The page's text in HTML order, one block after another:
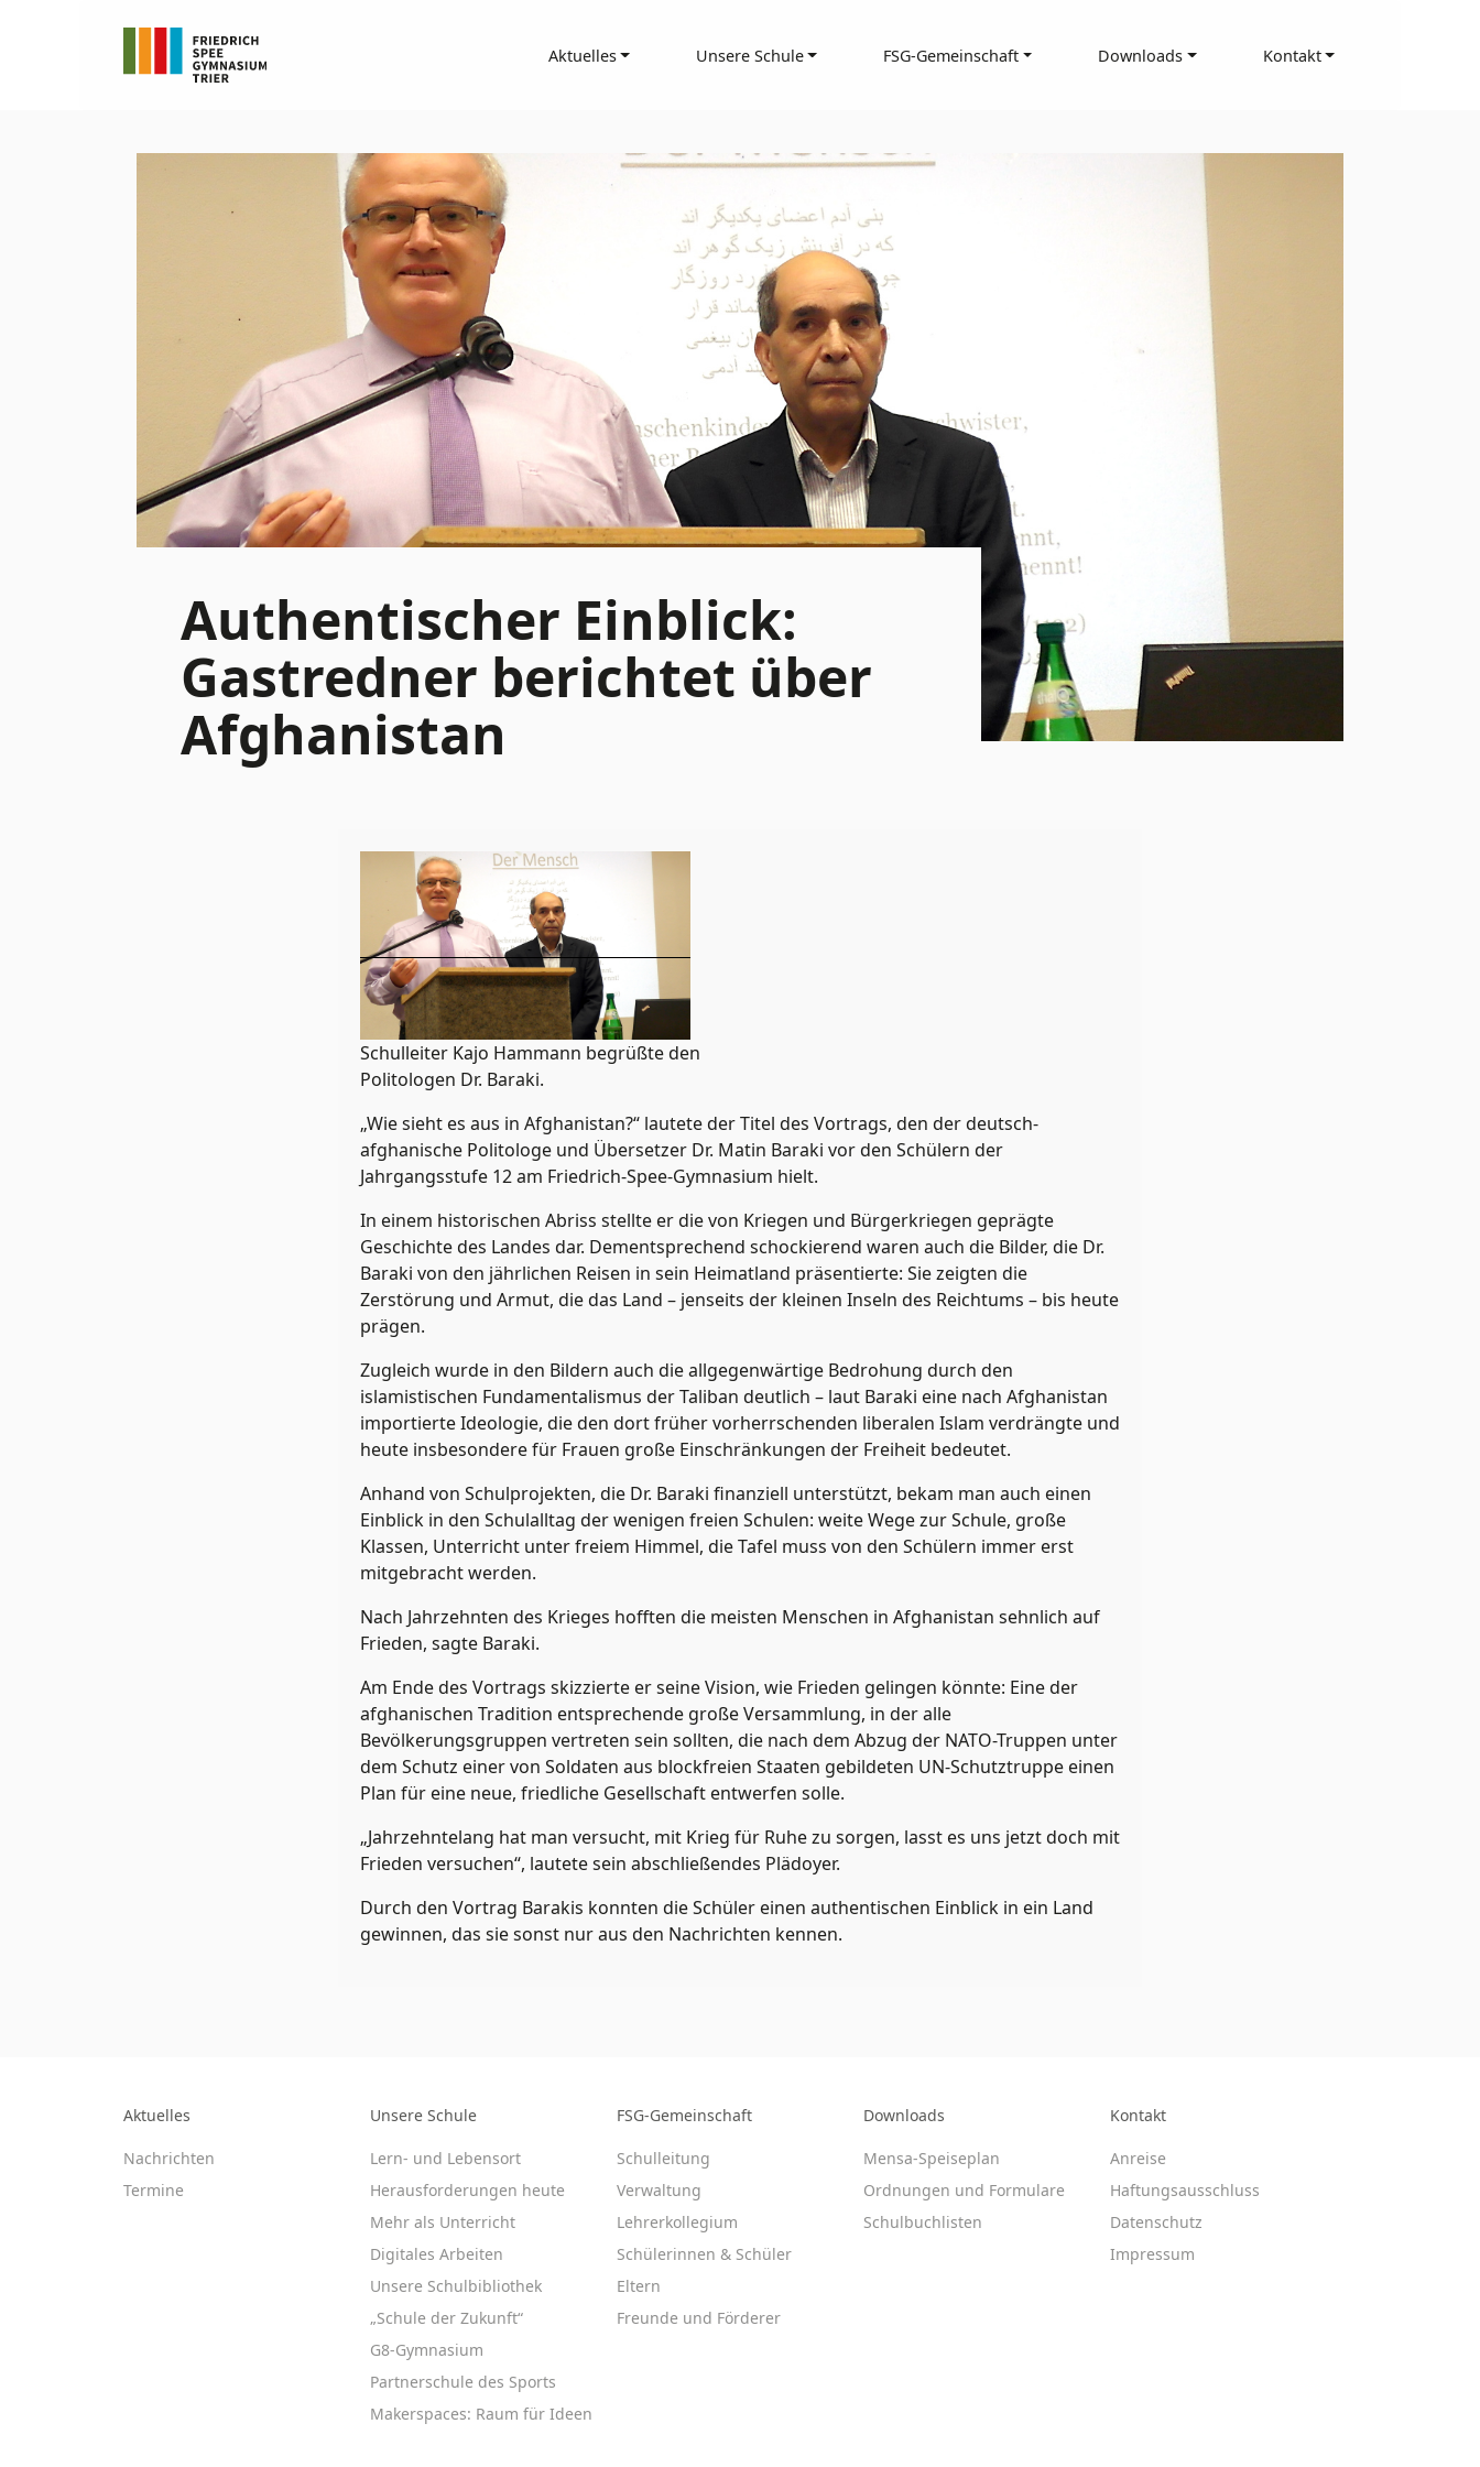
Aktuelles Unsere Schule FSG-Gemeinschaft Downloads Kontakt
Authentischer Einblick:
Gastredner berichtet über
Afghanistan
Schulleiter Kajo Hammann begrüßte den
Politologen Dr. Baraki.
„Wie sieht es aus in Afghanistan?“ lautete der Titel des Vortrags, den der deutsch-
afghanische Politologe und Übersetzer Dr. Matin Baraki vor den Schülern der
Jahrgangsstufe 12 am Friedrich-Spee-Gymnasium hielt.
In einem historischen Abriss stellte er die von Kriegen und Bürgerkriegen geprägte
Geschichte des Landes dar. Dementsprechend schockierend waren auch die Bilder, die Dr.
Baraki von den jährlichen Reisen in sein Heimatland präsentierte: Sie zeigten die
Zerstörung und Armut, die das Land – jenseits der kleinen Inseln des Reichtums – bis heute
prägen.
Zugleich wurde in den Bildern auch die allgegenwärtige Bedrohung durch den
islamistischen Fundamentalismus der Taliban deutlich – laut Baraki eine nach Afghanistan
importierte Ideologie, die den dort früher vorherrschenden liberalen Islam verdrängte und
heute insbesondere für Frauen große Einschränkungen der Freiheit bedeutet.
Anhand von Schulprojekten, die Dr. Baraki finanziell unterstützt, bekam man auch einen
Einblick in den Schulalltag der wenigen freien Schulen: weite Wege zur Schule, große
Klassen, Unterricht unter freiem Himmel, die Tafel muss von den Schülern immer erst
mitgebracht werden.
Nach Jahrzehnten des Krieges hofften die meisten Menschen in Afghanistan sehnlich auf
Frieden, sagte Baraki.
Am Ende des Vortrags skizzierte er seine Vision, wie Frieden gelingen könnte: Eine der
afghanischen Tradition entsprechende große Versammlung, in der alle
Bevölkerungsgruppen vertreten sein sollten, die nach dem Abzug der NATO-Truppen unter
dem Schutz einer von Soldaten aus blockfreien Staaten gebildeten UN-Schutztruppe einen
Plan für eine neue, friedliche Gesellschaft entwerfen solle.
„Jahrzehntelang hat man versucht, mit Krieg für Ruhe zu sorgen, lasst es uns jetzt doch mit
Frieden versuchen“, lautete sein abschließendes Plädoyer.
Durch den Vortrag Barakis konnten die Schüler einen authentischen Einblick in ein Land
gewinnen, das sie sonst nur aus den Nachrichten kennen.
Aktuelles
Nachrichten
Termine
Unsere Schule
Lern- und Lebensort
Herausforderungen heute
Mehr als Unterricht
Digitales Arbeiten
Unsere Schulbibliothek
„Schule der Zukunft“
G8-Gymnasium
Partnerschule des Sports
Makerspaces: Raum für Ideen
FSG-Gemeinschaft
Schulleitung
Verwaltung
Lehrerkollegium
Schülerinnen & Schüler
Eltern
Freunde und Förderer
Downloads
Mensa-Speiseplan
Ordnungen und Formulare
Schulbuchlisten
Kontakt
Anreise
Haftungsausschluss
Datenschutz
Impressum